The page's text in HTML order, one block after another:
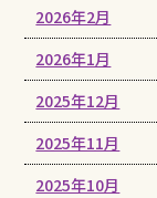
2026年2月
2026年1月
2025年12月
2025年11月
2025年10月